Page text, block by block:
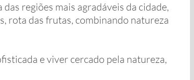
regiões mais agradáveis da cidade,
rota das frutas, combinando natureza
e viver cercado pela natureza,